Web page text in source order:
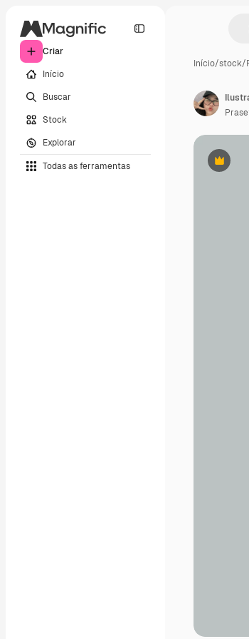
Criar
Início
Buscar
Stock
Explorar
Todas as ferramentas
Início/stock/
Premium